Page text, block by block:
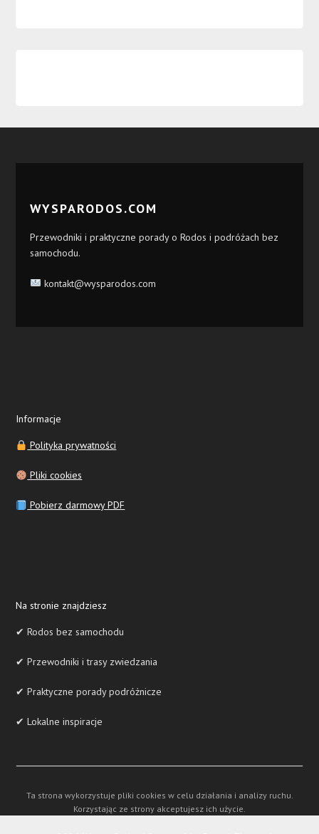
WYSPARODOS.COM
Przewodniki i praktyczne porady o Rodos i podróżach bez
samochodu.
kontakt@wysparodos.com
Informacje
Polityka prywatności
Pliki cookies
Pobierz darmowy PDF
Na stronie znajdziesz
✔ Rodos bez samochodu
✔ Przewodniki i trasy zwiedzania
✔ Praktyczne porady podróżnicze
✔ Lokalne inspiracje
Ta strona wykorzystuje pliki cookies w celu działania i analizy ruchu.
Korzystając ze strony akceptujesz ich użycie.